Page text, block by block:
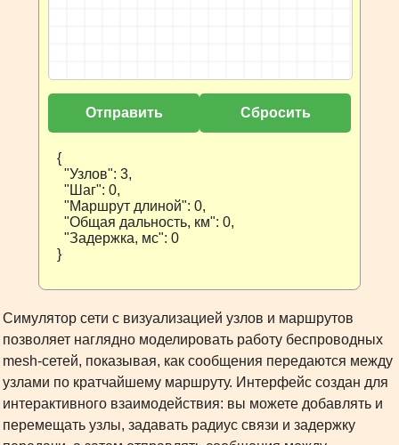
Отправить Сбросить
{
  "Узлов": 3,
  "Шаг": 0,
  "Маршрут длиной": 0,
  "Общая дальность, км": 0,
  "Задержка, мс": 0
}
Симулятор сети с визуализацией узлов и маршрутов
позволяет наглядно моделировать работу беспроводных
mesh-сетей, показывая, как сообщения передаются между
узлами по кратчайшему маршруту. Интерфейс создан для
интерактивного взаимодействия: вы можете добавлять и
перемещать узлы, задавать радиус связи и задержку